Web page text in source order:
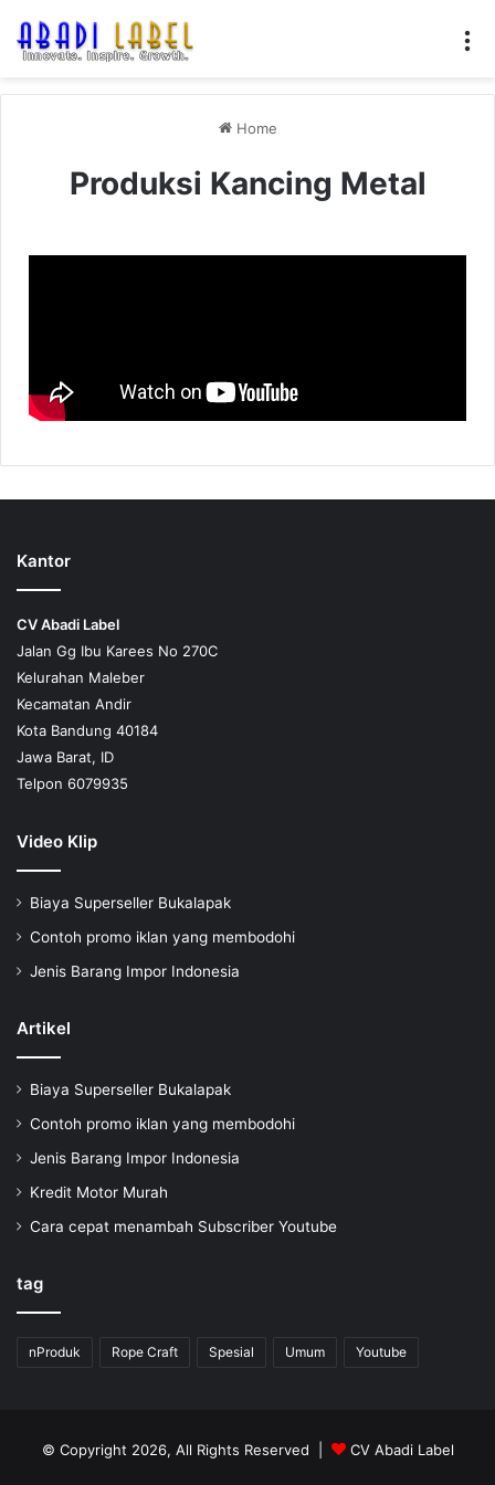
Home
Produksi Kancing Metal
Kantor
CV Abadi Label
Jalan Gg Ibu Karees No 270C
Kelurahan Maleber
Kecamatan Andir
Kota Bandung 40184
Jawa Barat, ID
Telpon 6079935
Video Klip
Biaya Superseller Bukalapak
Contoh promo iklan yang membodohi
Jenis Barang Impor Indonesia
Artikel
Biaya Superseller Bukalapak
Contoh promo iklan yang membodohi
Jenis Barang Impor Indonesia
Kredit Motor Murah
Cara cepat menambah Subscriber Youtube
tag
nProduk Rope Craft Spesial Umum Youtube
© Copyright 2026, All Rights Reserved | CV Abadi Label